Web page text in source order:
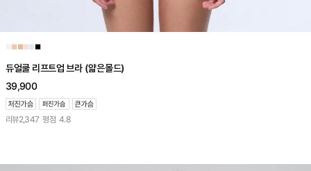
■■■■■
듀얼쿨 리프트업 브라 (얇은몰드)
39,900
리뷰2,347 평점 4.8